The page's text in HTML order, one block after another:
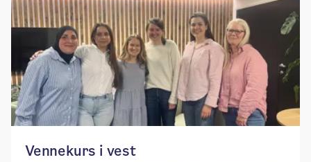
Vennekurs i vest